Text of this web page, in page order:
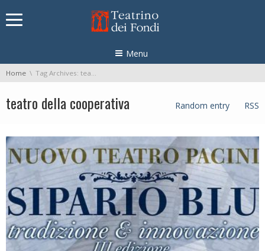
Menu
You are here:
Home Tag Archives: teatro della cooperativa
teatro della cooperativa Random entry RSS